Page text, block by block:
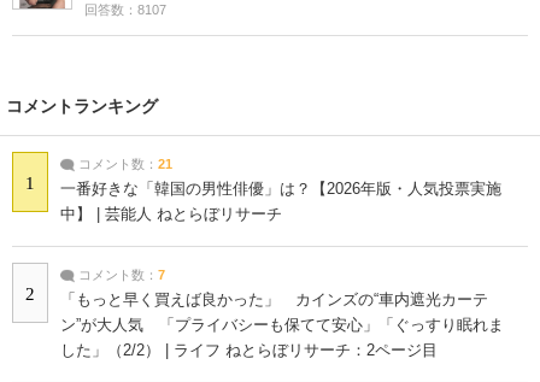
回答数：8107
コメントランキング
1
コメント数： 21
一番好きな「韓国の男性俳優」は？【2026年版・人気投票実施
中】 | 芸能人 ねとらぼリサーチ
2
コメント数： 7
「もっと早く買えば良かった」 カインズの“車内遮光カーテ
ン”が大人気 「プライバシーも保てて安心」「ぐっすり眠れま
した」（2/2） | ライフ ねとらぼリサーチ：2ページ目